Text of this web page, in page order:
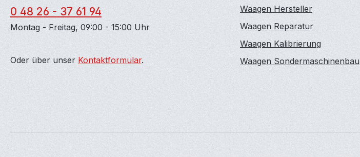
0 48 26 - 37 61 94
Montag - Freitag, 09:00 - 15:00 Uhr
Oder über unser Kontaktformular.
Waagen Hersteller
Waagen Reparatur
Waagen Kalibrierung
Waagen Sondermaschinenbau